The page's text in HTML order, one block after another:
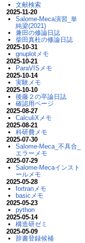
文献検索
2025-11-20
Salome-Meca演習_単
純梁(2021)
兼田の修論日誌
柴田真杜の修論日誌
2025-10-31
gnuplotメモ
2025-10-21
ParaVISメモ
2025-10-14
実験メモ
2025-10-10
後藤２の卒論日誌
確認用ページ
2025-08-27
CalculiXメモ
2025-08-21
科研費メモ
2025-07-30
Salome-Meca_不具合_
エラーメモ
2025-07-29
Salome-Mecaインスト
ールメモ
2025-05-28
fortranメモ
basicメモ
2025-05-23
python
2025-05-14
構造研ゼミ
2025-05-09
辞書登録候補